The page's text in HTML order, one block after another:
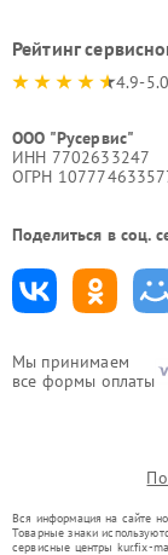
Мы принимаем
все формы оплаты
Рейтинг
4.9-5.0
ООО "Русервис"
ИНН 7702633247
ОГРН
Поделиться в соц.
Вся информация на сайте
Товарные знаки
сервисные центры kur.fix-